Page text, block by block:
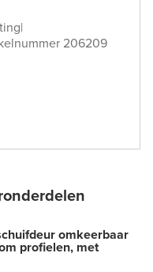
|
206209
omkeerbaar
profielen, met